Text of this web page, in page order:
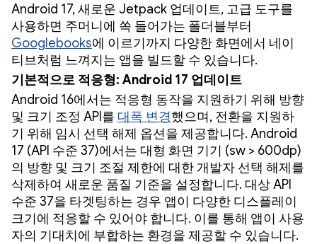
Android 17, 새로운 Jetpack 업데이트, 고급 도구를
사용하면 주머니에 쏙 들어가는 폴더블부터
Googlebooks에 이르기까지 다양한 화면에서 네이
티브처럼 느껴지는 앱을 빌드할 수 있습니다.
기본적으로 적응형: Android 17 업데이트
Android 16에서는 적응형 동작을 지원하기 위해 방향
및 크기 조정 API를 대폭 변경했으며, 전환을 지원하
기 위해 임시 선택 해제 옵션을 제공합니다. Android
17 (API 수준 37)에서는 대형 화면 기기 (sw > 600dp)
의 방향 및 크기 조절 제한에 대한 개발자 선택 해제를
삭제하여 새로운 품질 기준을 설정합니다. 대상 API
수준 37을 타겟팅하는 경우 앱이 다양한 디스플레이
크기에 적응할 수 있어야 합니다. 이를 통해 앱이 사용
자의 기대치에 부합하는 환경을 제공할 수 있습니다.